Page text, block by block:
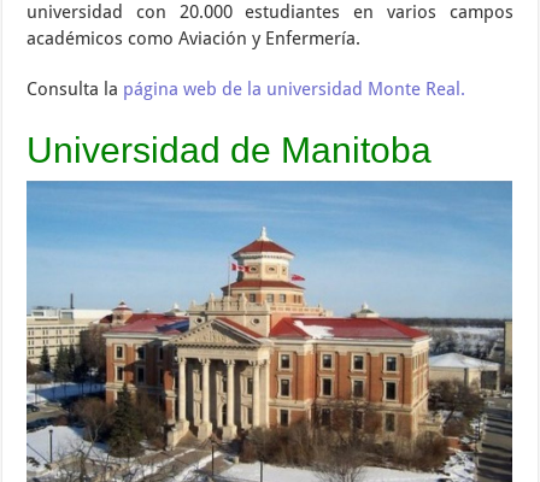
universidad con 20.000 estudiantes en varios campos
académicos como Aviación y Enfermería.
Consulta la página web de la universidad Monte Real.
Universidad de Manitoba